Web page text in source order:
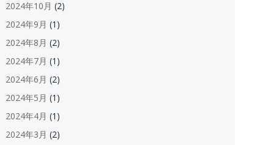
2024年10月 (2)
2024年9月 (1)
2024年8月 (2)
2024年7月 (1)
2024年6月 (2)
2024年5月 (1)
2024年4月 (1)
2024年3月 (2)